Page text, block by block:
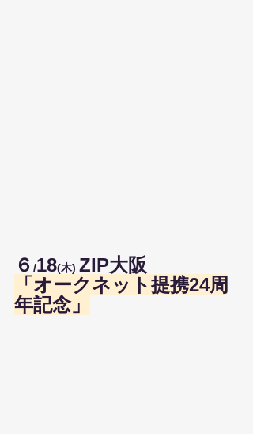
６ /18(木) ZIP大阪
「オークネット提携24周
年記念」